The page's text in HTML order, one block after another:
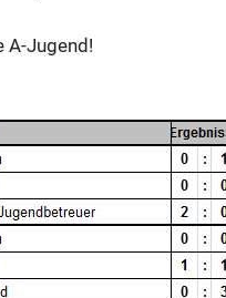
A-Jugend!